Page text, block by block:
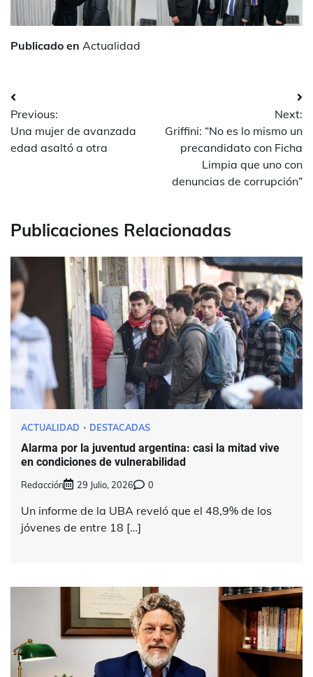
Publicado en Actualidad
Navegación
de
entradas
Previous:
Una mujer de avanzada
edad asaltó a otra
Next:
Griffini: “No es lo mismo un
precandidato con Ficha
Limpia que uno con
denuncias de corrupción”
Publicaciones Relacionadas
ACTUALIDAD DESTACADAS
Alarma por la juventud argentina: casi la mitad vive
en condiciones de vulnerabilidad
Redacción 29 Julio, 2026 0
Un informe de la UBA reveló que el 48,9% de los
jóvenes de entre 18 […]